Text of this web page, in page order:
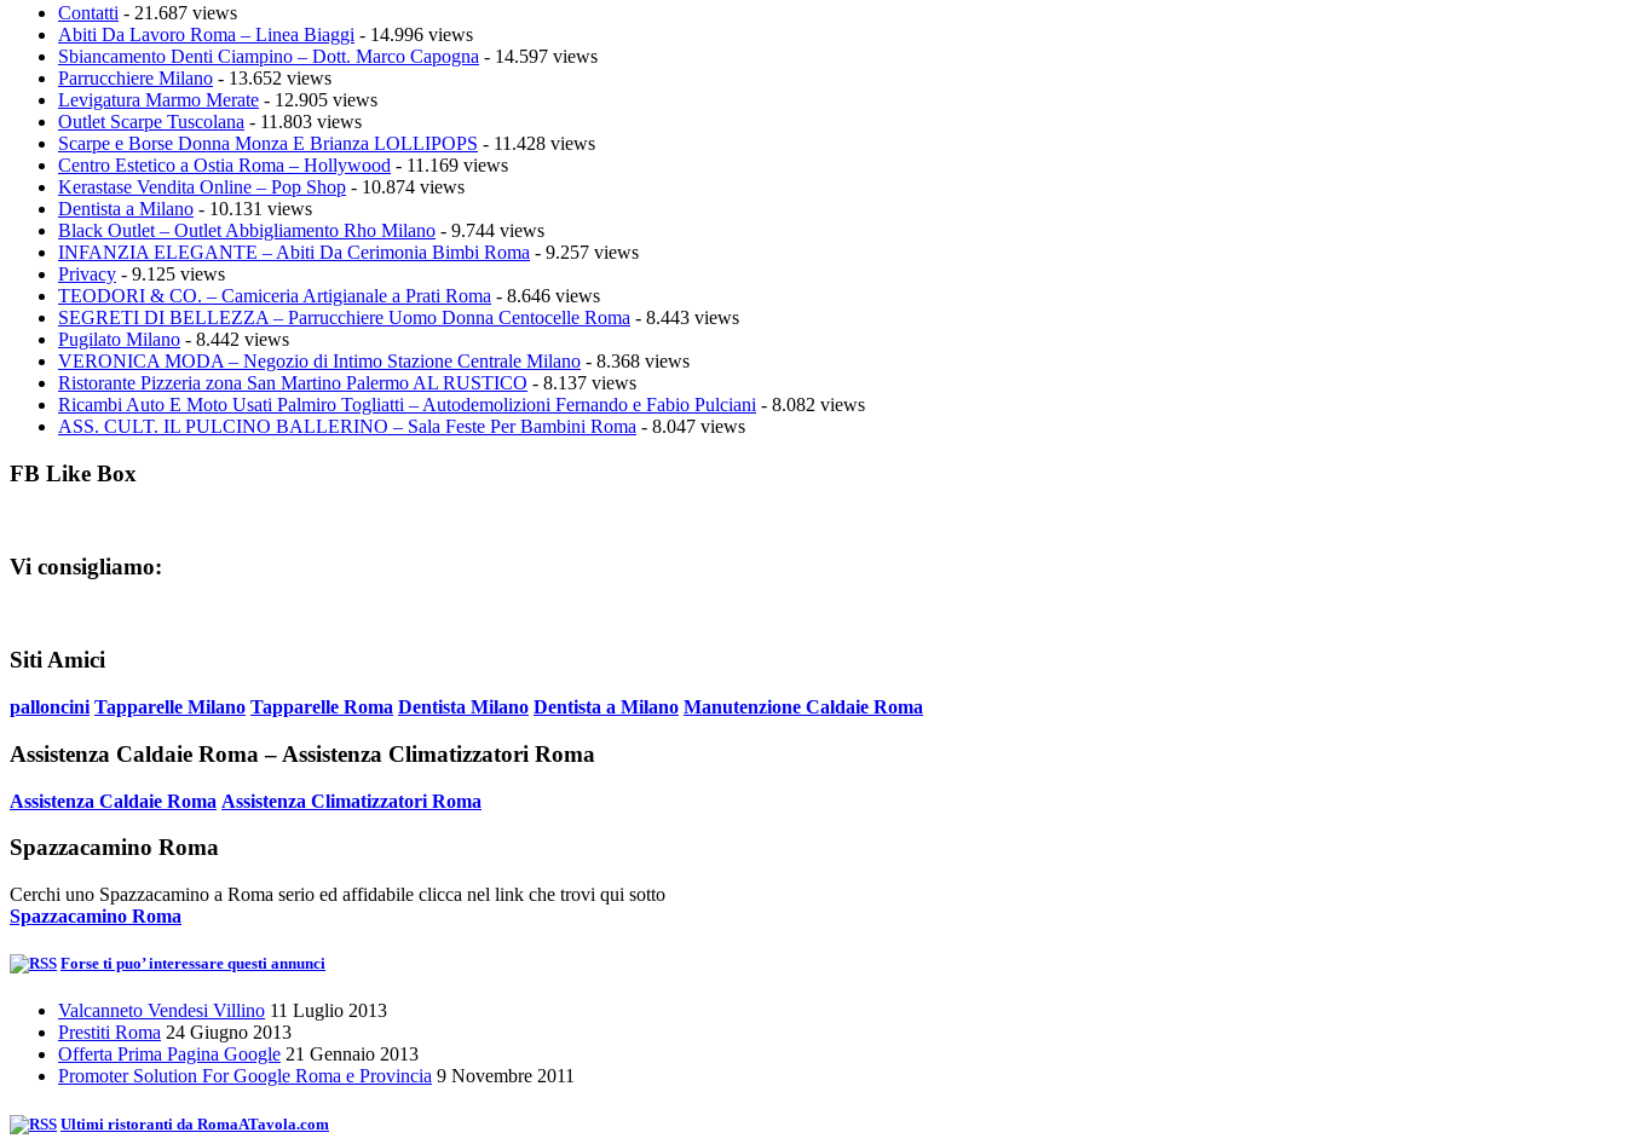
Contatti - 21.687 views
Abiti Da Lavoro Roma – Linea Biaggi - 14.996 views
Sbiancamento Denti Ciampino – Dott. Marco Capogna - 14.597 views
Parrucchiere Milano - 13.652 views
Levigatura Marmo Merate - 12.905 views
Outlet Scarpe Tuscolana - 11.803 views
Scarpe e Borse Donna Monza E Brianza LOLLIPOPS - 11.428 views
Centro Estetico a Ostia Roma – Hollywood - 11.169 views
Kerastase Vendita Online – Pop Shop - 10.874 views
Dentista a Milano - 10.131 views
Black Outlet – Outlet Abbigliamento Rho Milano - 9.744 views
INFANZIA ELEGANTE – Abiti Da Cerimonia Bimbi Roma - 9.257 views
Privacy - 9.125 views
TEODORI & CO. – Camiceria Artigianale a Prati Roma - 8.646 views
SEGRETI DI BELLEZZA – Parrucchiere Uomo Donna Centocelle Roma - 8.443 views
Pugilato Milano - 8.442 views
VERONICA MODA – Negozio di Intimo Stazione Centrale Milano - 8.368 views
Ristorante Pizzeria zona San Martino Palermo AL RUSTICO - 8.137 views
Ricambi Auto E Moto Usati Palmiro Togliatti – Autodemolizioni Fernando e Fabio Pulciani - 8.082 views
ASS. CULT. IL PULCINO BALLERINO – Sala Feste Per Bambini Roma - 8.047 views
FB Like Box
Vi consigliamo:
Siti Amici
palloncini Tapparelle Milano Tapparelle Roma Dentista Milano Dentista a Milano Manutenzione Caldaie Roma
Assistenza Caldaie Roma – Assistenza Climatizzatori Roma
Assistenza Caldaie Roma Assistenza Climatizzatori Roma
Spazzacamino Roma
Cerchi uno Spazzacamino a Roma serio ed affidabile clicca nel link che trovi qui sotto
Spazzacamino Roma
Forse ti puo’ interessare questi annunci
Valcanneto Vendesi Villino 11 Luglio 2013
Prestiti Roma 24 Giugno 2013
Offerta Prima Pagina Google 21 Gennaio 2013
Promoter Solution For Google Roma e Provincia 9 Novembre 2011
Ultimi ristoranti da RomaATavola.com